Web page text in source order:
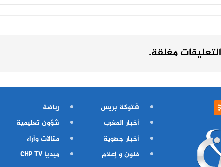
التعليقات مغلقة.
شتوكة بريس
أخبار المغرب
أخبار جهوية
فنون و إعلام
رياضة
شؤون تعليمية
مقالات وأراء
ميديا CHP TV